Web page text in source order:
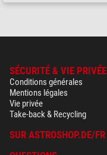
SÉCURITÉ & VIE PRIVÉE
Conditions générales
Mentions légales
Vie privée
Take-back & Recycling
SUR ASTROSHOP.DE/FR